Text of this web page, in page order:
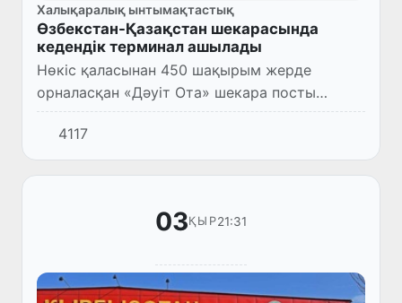
Халықаралық ынтымақтастық
Өзбекстан-Қазақстан шекарасында
кедендік терминал ашылады
Нөкіс қаласынан 450 шақырым жерде
орналасқан «Дәуіт Ота» шекара посты
аумағында салынып жатқан кеден
терминалының құрылысы аяқталуға жақын
қалды.
4117
03ҚЫР21:31